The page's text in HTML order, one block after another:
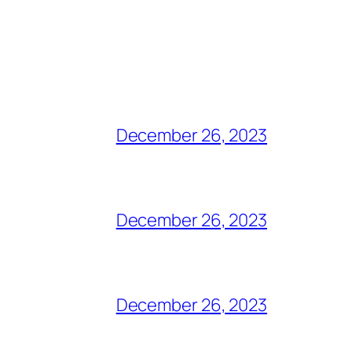
December 26, 2023
December 26, 2023
December 26, 2023